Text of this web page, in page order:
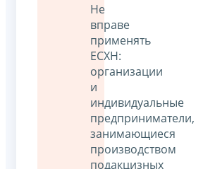
Не
вправе
применять
ЕСХН:
организации
и
индивидуальные
предприниматели,
занимающиеся
производством
подакцизных